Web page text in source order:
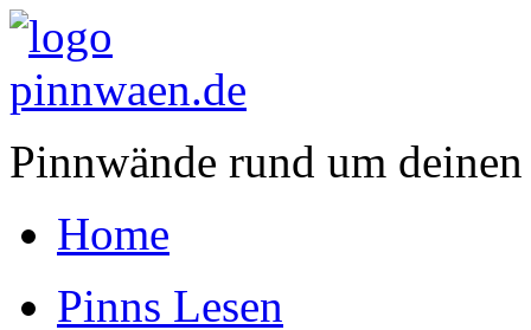
Pinnwände rund um
Home
Pinns Lesen